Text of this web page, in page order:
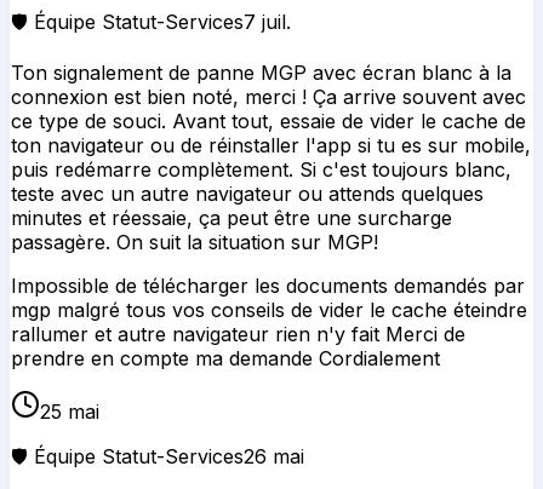
Impossible de télécharger les documents demandés par
rallumer et autre navigateur rien n'y fait Merci de
prendre en compte ma demande Cordialement
25 mai
🛡️ Équipe Statut-Services26 mai
Ton signalement est bien noté pour la panne MGP sur
le téléchargement de documents. Vu que tu as déjà
essayé le cache, le redémarrage et d'autres
navigateurs, essaie de vérifier ta connexion internet (wifi
stable ou 4G) et si possible teste depuis un autre
appareil. Si le souci persiste, note l'exact message
d'erreur que tu vois, ça aide notre équipe à identifier le
problème technique sur MGP
Impossible de télécharger les documents